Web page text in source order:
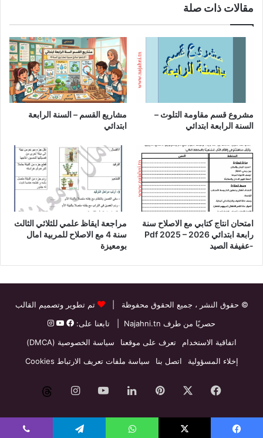
مقالات ذات صلة
مشروع قسم مقاومة التلوث –
السنة الرابعة ابتدائي
مشاريع القسم – السنة الرابعة
ابتدائي
امتحان انتاج كتابي مع الاصلاح سنة
رابعة ابتدائي Pdf 2025 – 2026
-عفيفة الصيد
مراجعة ايقاظ علمي للثلاثي الثالث
سنة 4 مع الاصلاح للمربية امال
بومعيزة
© حقوق النشر ، جميع الحقوق محفوظة |
تم تطوير وتصميم القالب
حصريًا من طرف Najahni.tn | تابعنا على:
اتفاقية الاستخدام
تعرف على موقعنا
سياسة الخصوصية (DMCA)
إخلاء المسؤولية
اتصل بنا سياسة ملفات تعريف الارتباط Cookies
فيسبوك بينتيريستلينكدإن‫YouTubeانستقرام